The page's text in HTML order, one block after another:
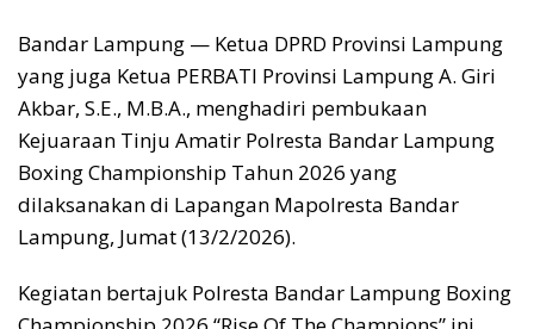
Bandar Lampung — Ketua DPRD Provinsi Lampung
yang juga Ketua PERBATI Provinsi Lampung A. Giri
Akbar, S.E., M.B.A., menghadiri pembukaan
Kejuaraan Tinju Amatir Polresta Bandar Lampung
Boxing Championship Tahun 2026 yang
dilaksanakan di Lapangan Mapolresta Bandar
Lampung, Jumat (13/2/2026).
Kegiatan bertajuk Polresta Bandar Lampung Boxing